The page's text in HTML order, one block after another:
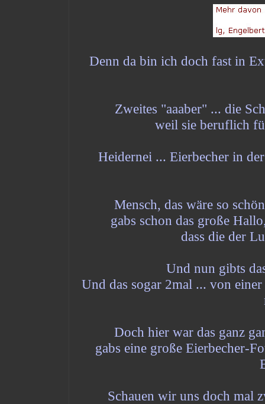
Denn da bin ich doch fast in
Zweites "aaaber" ... die
weil sie beruflich
Heidernei ... Eierbecher in
Mensch, das wäre so
gabs schon das große
dass die der
Und nun gibts
Und das sogar 2mal ... von
Doch hier war das ganz
gabs eine große Eierbecher-
Schauen wir uns doch mal